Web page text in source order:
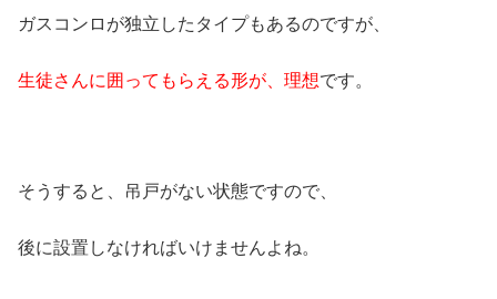
ガスコンロが独立したタイプもあるのですが、
生徒さんに囲ってもらえる形が、理想です。
そうすると、吊戸がない状態ですので、
後に設置しなければいけませんよね。